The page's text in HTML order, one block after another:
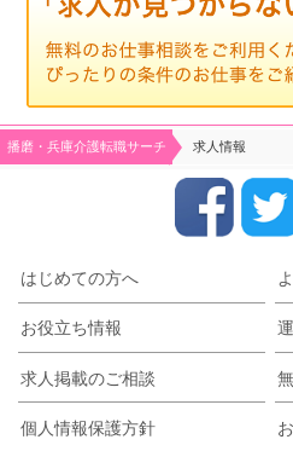
播磨・兵庫介護転職サーチ 求人情報
はじめての方へ
お役立ち情報
求人掲載のご相談
個人情報保護方針